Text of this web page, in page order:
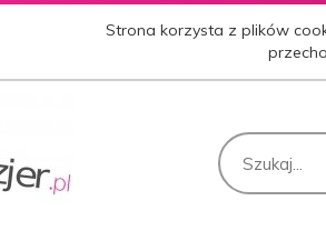
Strona korzysta z plików